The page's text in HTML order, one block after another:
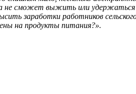
не сможет выжить или удержаться
заработки работников
на продукты питания?».